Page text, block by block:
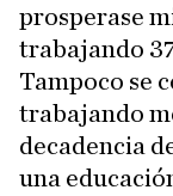
prosperase
trabajando
Tampoco se
trabajando
decadencia
una